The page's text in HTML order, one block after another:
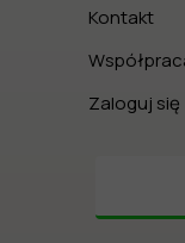
Kontakt
Zaloguj się